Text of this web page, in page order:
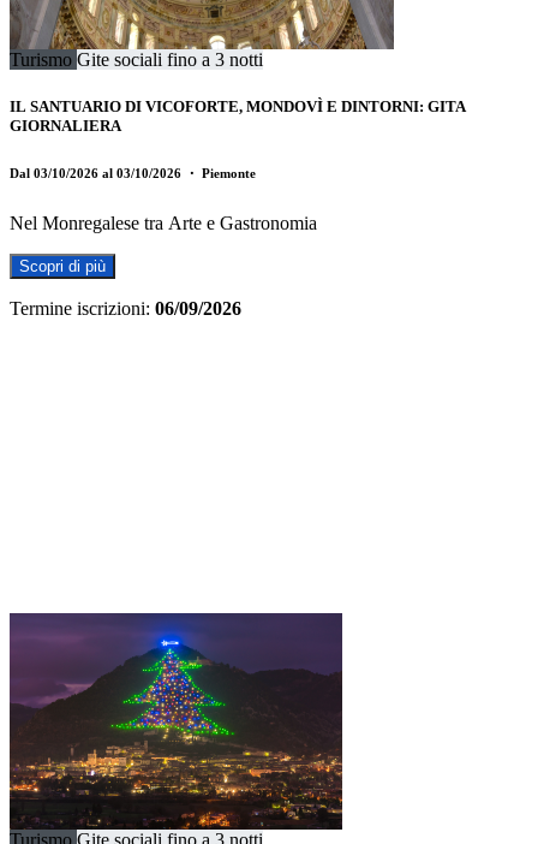
Turismo Gite sociali fino a 3 notti
IL SANTUARIO DI VICOFORTE, MONDOVÌ E DINTORNI: GITA
GIORNALIERA
Dal 03/10/2026 al 03/10/2026 ・ Piemonte
Nel Monregalese tra Arte e Gastronomia
Scopri di più
Termine iscrizioni: 06/09/2026
Turismo Gite sociali fino a 3 notti